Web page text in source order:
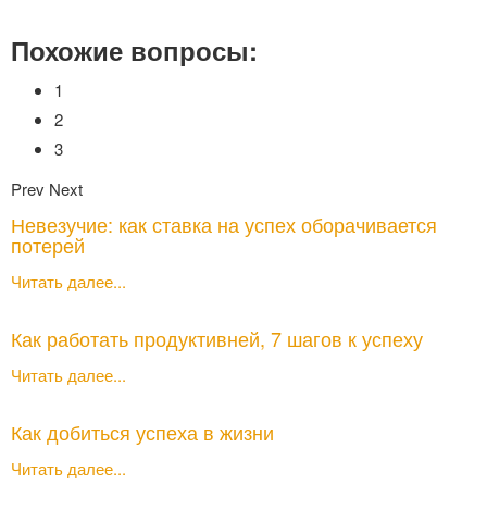
Похожие вопросы:
1
2
3
Prev Next
Невезучие: как ставка на успех оборачивается
потерей
Читать далее...
Как работать продуктивней, 7 шагов к успеху
Читать далее...
Как добиться успеха в жизни
Читать далее...